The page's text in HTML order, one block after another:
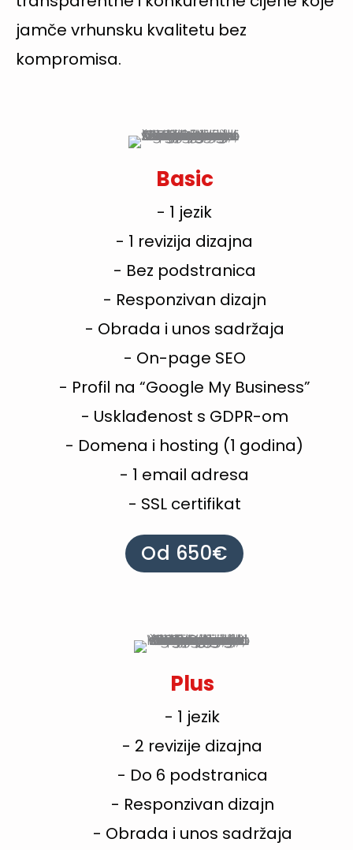
jamče vrhunsku kvalitetu bez
kompromisa.
Basic
- 1 jezik
- 1 revizija dizajna
- Bez podstranica
- Responzivan dizajn
- Obrada i unos sadržaja
- On-page SEO
- Profil na “Google My Business”
- Usklađenost s GDPR-om
- Domena i hosting (1 godina)
- 1 email adresa
- SSL certifikat
Od 650€
Plus
- 1 jezik
- 2 revizije dizajna
- Do 6 podstranica
- Responzivan dizajn
- Obrada i unos sadržaja